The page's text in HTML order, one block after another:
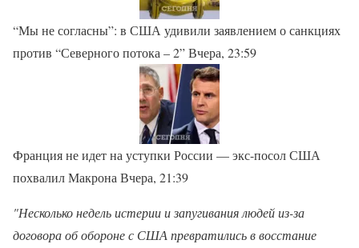
“Мы не согласны”: в США удивили заявлением о санкциях
против “Северного потока – 2” Вчера, 23:59
Франция не идет на уступки России — экс-посол США
похвалил Макрона Вчера, 21:39
"Несколько недель истерии и запугивания людей из-за
договора об обороне с США превратились в восстание